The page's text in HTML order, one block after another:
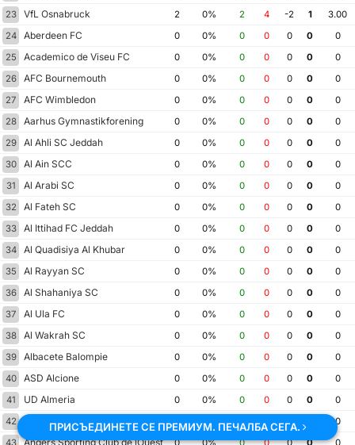
23
VfL Osnabruck 2 0% 2 4 -2 1
3.00
24
Aberdeen FC 0 0% 0 0 0 0
0
25
Academico de Viseu FC 0 0% 0 0 0 0
0
26
AFC Bournemouth 0 0% 0 0 0 0
0
27
AFC Wimbledon 0 0% 0 0 0 0
0
28
Aarhus Gymnastikforening 0 0% 0 0 0 0
0
29
Al Ahli SC Jeddah 0 0% 0 0 0 0
0
30
Al Ain SCC 0 0% 0 0 0 0
0
31
Al Arabi SC 0 0% 0 0 0 0
0
32
Al Fateh SC 0 0% 0 0 0 0
0
33
Al Ittihad FC Jeddah 0 0% 0 0 0 0
0
34
Al Quadisiya Al Khubar 0 0% 0 0 0 0
0
35
Al Rayyan SC 0 0% 0 0 0 0
0
36
Al Shahaniya SC 0 0% 0 0 0 0
0
37
Al Ula FC 0 0% 0 0 0 0
0
38
Al Wakrah SC 0 0% 0 0 0 0
0
39
Albacete Balompie 0 0% 0 0 0 0
0
40
ASD Alcione 0 0% 0 0 0 0
0
41
UD Almeria 0 0% 0 0 0 0
0
42 Amiens SC 0 0% 0 0 0
0
Angers Sporting Club de lOuest
ПРИСЪЕДИНЕТЕ СЕ ПРЕМИУМ. ПЕЧАЛБА СЕГА.